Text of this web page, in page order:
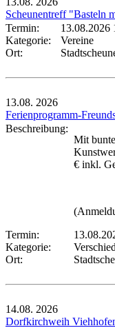
Scheunentreff "Basteln
Termin:
13.08.2026
Kategorie:
Vereine
Ort:
13.08. 2026
Ferienprogramm-
Beschreibung:
Mit
€ inkl.
Termin:
Kategorie:
Ort:
14.08. 2026
Dorfkirchweih